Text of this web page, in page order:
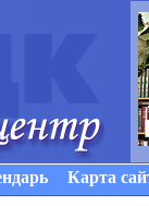
Карта